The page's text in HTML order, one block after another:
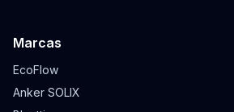
Marcas
EcoFlow
Anker SOLIX